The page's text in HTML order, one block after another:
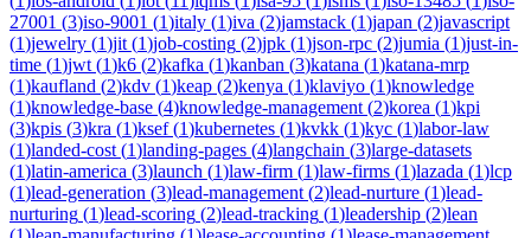
27001 (3)iso-9001 (1)italy (1)iva (2)jamstack (1)japan (2)javascript
(1)jewelry (1)jit (1)job-costing (2)jpk (1)json-rpc (2)jumia (1)just-in-
time (1)jwt (1)k6 (2)kafka (1)kanban (3)katana (1)katana-mrp
(1)kaufland (2)kdv (1)keap (2)kenya (1)klaviyo (1)knowledge
(1)knowledge-base (4)knowledge-management (2)korea (1)kpi
(3)kpis (3)kra (1)ksef(1)kubernetes (1)kvkk (1)kyc (1)labor-law
(1)landed-cost (1)landing-pages (4)langchain (3)large-datasets
(1)latin-america (3)launch (1)law-firm (1)law-firms (1)lazada (1)lcp
(1)lead-generation (3)lead-management (2)lead-nurture (1)lead-
nurturing (1)lead-scoring (2)lead-tracking (1)leadership (2)lean